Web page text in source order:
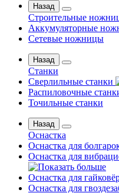
Назад
Строительные
Аккумуляторные
Сетевые ножницы
Назад
Станки
Сверлильные станки
Распиловочные
Точильные станки
Назад
Оснастка
Оснастка для
Оснастка для
Оснастка для
Оснастка для